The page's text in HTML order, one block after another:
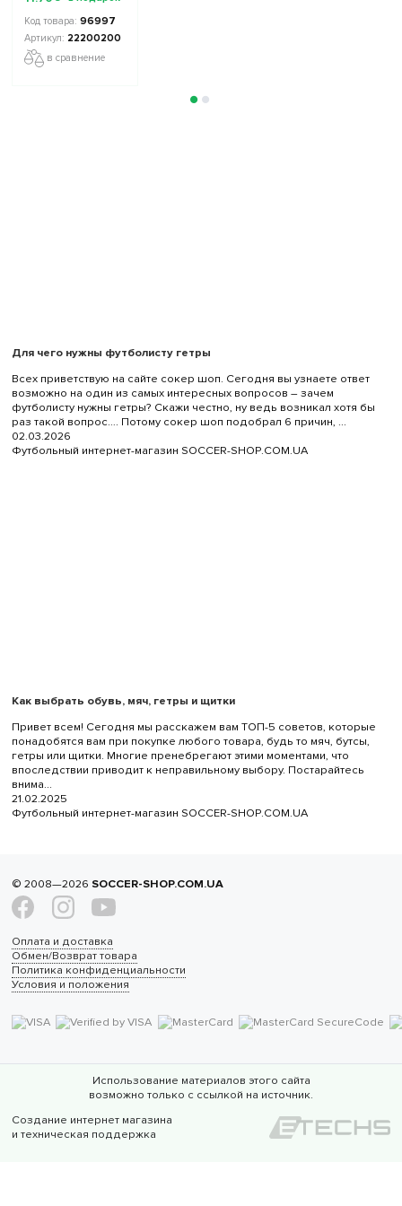
микс
96997
22200200
в сравнение
Для чего нужны футболисту гетры
Всех приветствую на сайте сокер шоп. Сегодня вы узнаете ответ
возможно на один из самых интересных вопросов – зачем
футболисту нужны гетры? Скажи честно, ну ведь возникал хотя бы
раз такой вопрос…. Потому сокер шоп подобрал 6 причин, ...
02.03.2026
Футбольный интернет-магазин SOCCER-SHOP.COM.UA
Как выбрать обувь, мяч, гетры и щитки
Привет всем! Сегодня мы расскажем вам ТОП-5 советов, которые
понадобятся вам при покупке любого товара, будь то мяч, бутсы,
гетры или щитки. Многие пренебрегают этими моментами, что
впоследствии приводит к неправильному выбору. Постарайтесь
внима...
21.02.2025
Футбольный интернет-магазин SOCCER-SHOP.COM.UA
© 2008—2026 SOCCER-SHOP.COM.UA
Оплата и доставка
Обмен/Возврат товара
Политика конфиденциальности
Условия и положения
Использование материалов этого сайта
возможно только с ссылкой на источник.
Создание интернет магазина
и техническая поддержка